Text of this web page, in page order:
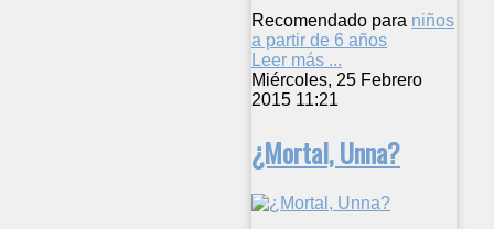
Recomendado para niños
a partir de 6 años
Leer más ...
Miércoles, 25 Febrero
2015 11:21
¿Mortal, Unna?